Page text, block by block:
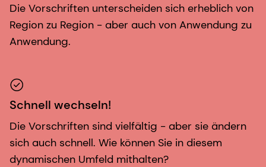
Die Vorschriften unterscheiden sich erheblich von
Region zu Region - aber auch von Anwendung zu
Anwendung.
Schnell wechseln!
Die Vorschriften sind vielfältig - aber sie ändern
sich auch schnell. Wie können Sie in diesem
dynamischen Umfeld mithalten?